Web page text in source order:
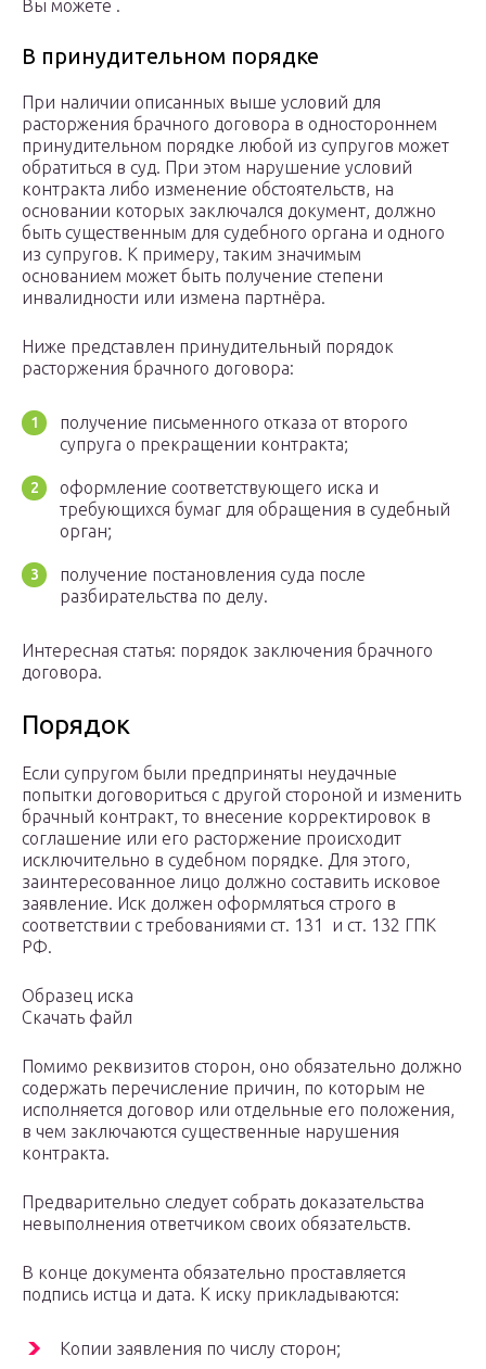
Вы можете .
В принудительном порядке
При наличии описанных выше условий для
расторжения брачного договора в одностороннем
принудительном порядке любой из супругов может
обратиться в суд. При этом нарушение условий
контракта либо изменение обстоятельств, на
основании которых заключался документ, должно
быть существенным для судебного органа и одного
из супругов. К примеру, таким значимым
основанием может быть получение степени
инвалидности или измена партнёра.
Ниже представлен принудительный порядок
расторжения брачного договора:
получение письменного отказа от второго
супруга о прекращении контракта;
оформление соответствующего иска и
требующихся бумаг для обращения в судебный
орган;
получение постановления суда после
разбирательства по делу.
Интересная статья: порядок заключения брачного
договора.
Порядок
Если супругом были предприняты неудачные
попытки договориться с другой стороной и изменить
брачный контракт, то внесение корректировок в
соглашение или его расторжение происходит
исключительно в судебном порядке. Для этого,
заинтересованное лицо должно составить исковое
заявление. Иск должен оформляться строго в
соответствии с требованиями ст. 131 и ст. 132 ГПК
РФ.
Образец иска
Скачать файл
Помимо реквизитов сторон, оно обязательно должно
содержать перечисление причин, по которым не
исполняется договор или отдельные его положения,
в чем заключаются существенные нарушения
контракта.
Предварительно следует собрать доказательства
невыполнения ответчиком своих обязательств.
В конце документа обязательно проставляется
подпись истца и дата. К иску прикладываются:
Копии заявления по числу сторон;